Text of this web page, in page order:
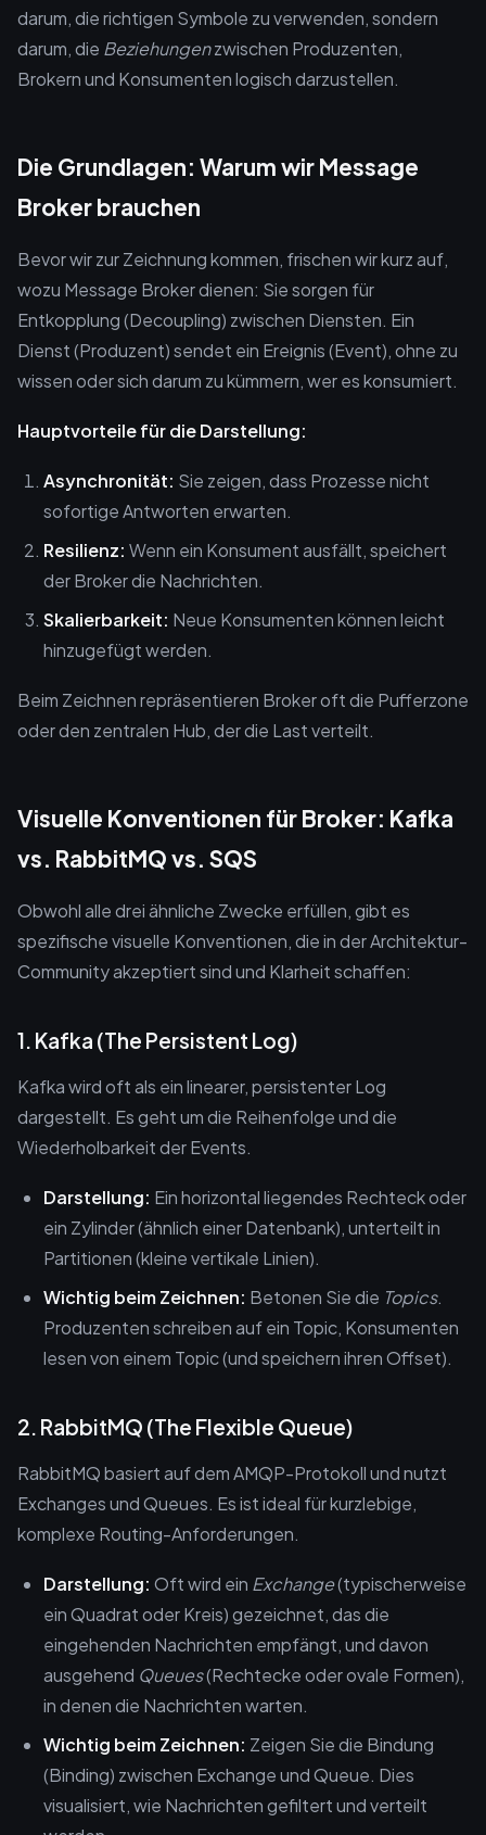
darum, die richtigen Symbole zu verwenden, sondern
darum, die Beziehungenzwischen Produzenten,
Brokern und Konsumenten logisch darzustellen.
Die Grundlagen: Warum wir Message
Broker brauchen
Bevor wir zur Zeichnung kommen, frischen wir kurz auf,
wozu Message Broker dienen: Sie sorgen für
Entkopplung (Decoupling) zwischen Diensten. Ein
Dienst (Produzent) sendet ein Ereignis (Event), ohne zu
wissen oder sich darum zu kümmern, wer es konsumiert.
Hauptvorteile für die Darstellung:
Asynchronität: Sie zeigen, dass Prozesse nicht
sofortige Antworten erwarten.
Resilienz: Wenn ein Konsument ausfällt, speichert
der Broker die Nachrichten.
Skalierbarkeit: Neue Konsumenten können leicht
hinzugefügt werden.
Beim Zeichnen repräsentieren Broker oft die Pufferzone
oder den zentralen Hub, der die Last verteilt.
Visuelle Konventionen für Broker: Kafka
vs. RabbitMQ vs. SQS
Obwohl alle drei ähnliche Zwecke erfüllen, gibt es
spezifische visuelle Konventionen, die in der Architektur-
Community akzeptiert sind und Klarheit schaffen:
1. Kafka (The Persistent Log)
Kafka wird oft als ein linearer, persistenter Log
dargestellt. Es geht um die Reihenfolge und die
Wiederholbarkeit der Events.
Darstellung: Ein horizontal liegendes Rechteck oder
ein Zylinder (ähnlich einer Datenbank), unterteilt in
Partitionen (kleine vertikale Linien).
Wichtig beim Zeichnen: Betonen Sie die Topics.
Produzenten schreiben auf ein Topic, Konsumenten
lesen von einem Topic (und speichern ihren Offset).
2. RabbitMQ (The Flexible Queue)
RabbitMQ basiert auf dem AMQP-Protokoll und nutzt
Exchanges und Queues. Es ist ideal für kurzlebige,
komplexe Routing-Anforderungen.
Darstellung: Oft wird ein Exchange(typischerweise
ein Quadrat oder Kreis) gezeichnet, das die
eingehenden Nachrichten empfängt, und davon
ausgehend Queues(Rechtecke oder ovale Formen),
in denen die Nachrichten warten.
Wichtig beim Zeichnen: Zeigen Sie die Bindung
(Binding) zwischen Exchange und Queue. Dies
visualisiert, wie Nachrichten gefiltert und verteilt